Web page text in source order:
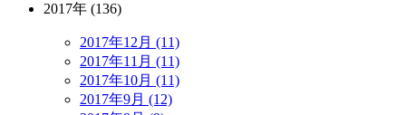
2017年 (136)
2017年12月 (11)
2017年11月 (11)
2017年10月 (11)
2017年9月 (12)